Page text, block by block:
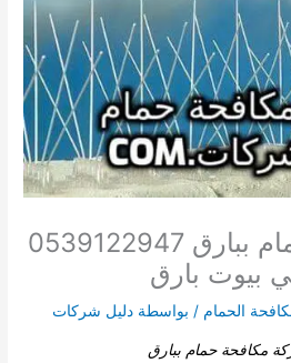
شركة مكافحة حمام ببارق 0539122947
بيوت بارق
الحمام / بواسطة دليل شركات
مكافحة حمام ببارق